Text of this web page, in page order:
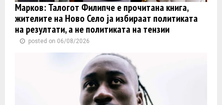
Марков: Талогот Филипче е прочитана книга,
жителите на Ново Село ја избираат политиката
на резултати, а не политиката на тензии
posted on 06/08/2026